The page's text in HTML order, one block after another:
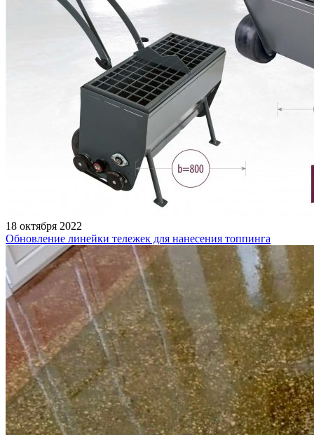
18 октября 2022
Обновление линейки тележек для нанесения топпинга